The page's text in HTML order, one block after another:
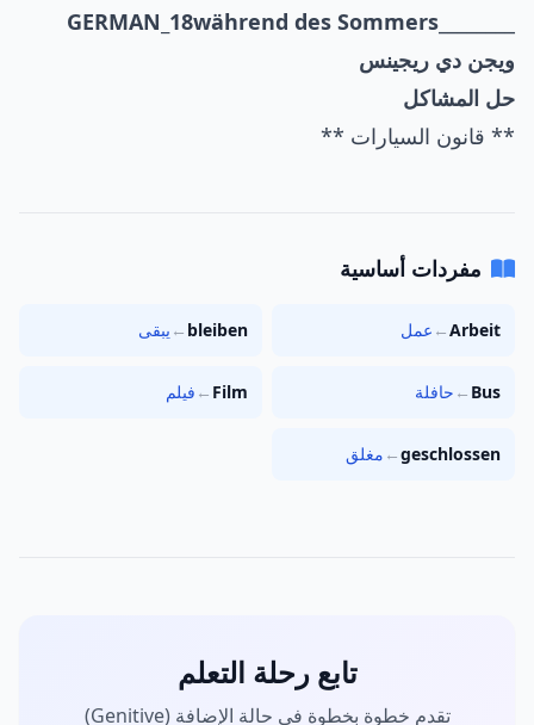
GERMAN_18während des Sommers
ويجن دي ريجينس
حل المشاكل
** قانون السيارات **
مفردات أساسية
Arbeit
← عمل bleiben
← يبقى
Bus
← حافلة Film
← فيلم
geschlossen
← مغلق
تابع رحلة التعلم
تقدم خطوة بخطوة في حالة الإضافة (Genitive)